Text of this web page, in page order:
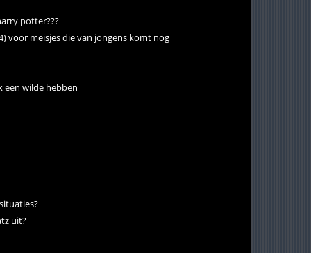
potter???
voor meisjes die van jongens komt nog
een wilde hebben
uit?